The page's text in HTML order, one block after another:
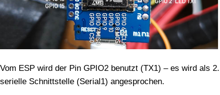
Vom ESP wird der Pin GPIO2 benutzt (TX1) – es wird als 2.
serielle Schnittstelle (Serial1) angesprochen.